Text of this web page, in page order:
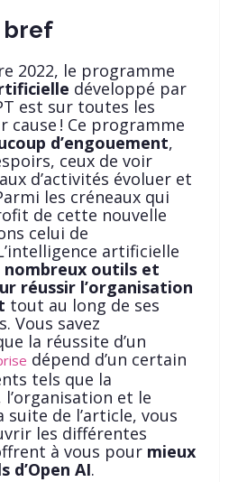
bref
2022, le programme
développé par
est sur toutes les
cause ! Ce programme
d’engouement,
ceux de voir
d’activités évoluer et
les créneaux qui
de cette nouvelle
celui de
artificielle
nombreux outils et
réussir l’organisation
tout au long de ses
Vous savez
la réussite d’un
dépend d’un certain
tels que la
et le
suite de l’article, vous
les différentes
à vous pour mieux
d’Open AI.